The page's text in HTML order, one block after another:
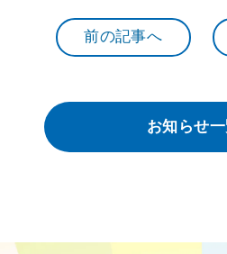
前の記事へ
お知らせ